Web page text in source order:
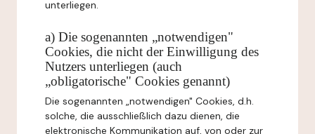
unterliegen.
a) Die sogenannten „notwendigen"
Cookies, die nicht der Einwilligung des
Nutzers unterliegen (auch
„obligatorische" Cookies genannt)
Die sogenannten „notwendigen" Cookies, d.h.
solche, die ausschließlich dazu dienen, die
elektronische Kommunikation auf, von oder zur